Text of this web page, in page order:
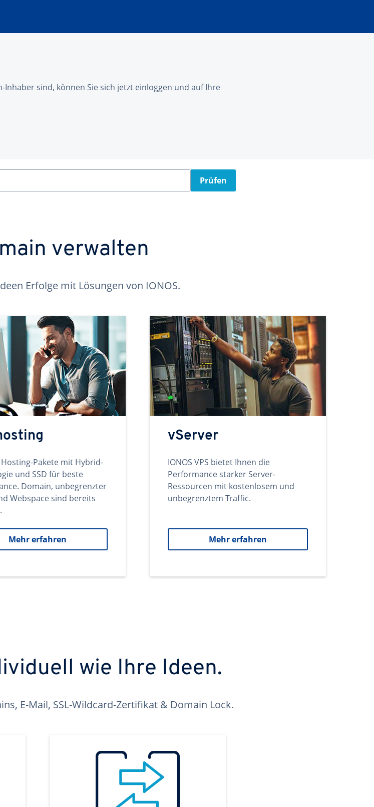
sind, können Sie sich jetzt einloggen und auf Ihre
Prüfen
verwalten
Erfolge mit Lösungen von IONOS.
Pakete mit Hybrid-
und SSD für beste
Domain, unbegrenzter
Webspace sind bereits
Mehr erfahren
vServer
IONOS VPS bietet Ihnen die
Performance starker Server-
Ressourcen mit kostenlosem und
unbegrenztem Traffic.
Mehr erfahren
wie Ihre Ideen.
E-Mail, SSL-Wildcard-Zertifikat & Domain Lock.